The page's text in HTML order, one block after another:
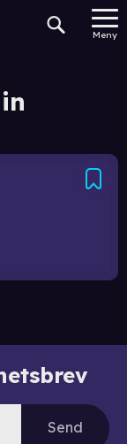
Meny
Send